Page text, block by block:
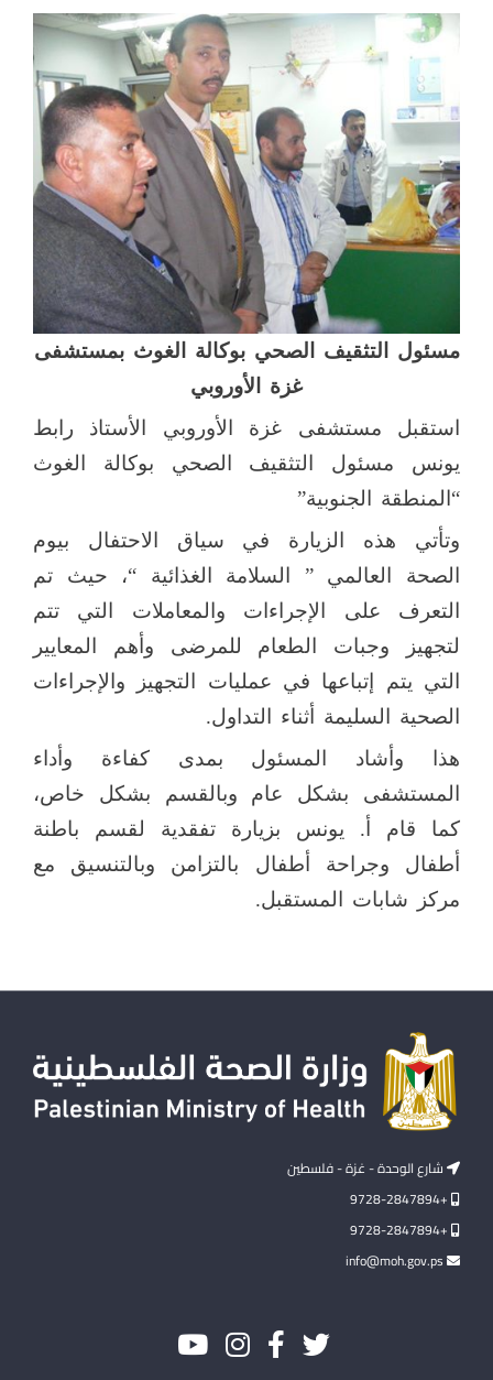
مسئول التثقيف الصحي بوكالة الغوث بمستشفى
غزة الأوروبي
استقبل مستشفى غزة الأوروبي الأستاذ رابط
يونس مسئول التثقيف الصحي بوكالة الغوث
“المنطقة الجنوبية”
وتأتي هذه الزيارة في سياق الاحتفال بيوم
الصحة العالمي ” السلامة الغذائية “، حيث تم
التعرف على الإجراءات والمعاملات التي تتم
لتجهيز وجبات الطعام للمرضى وأهم المعايير
التي يتم إتباعها في عمليات التجهيز والإجراءات
الصحية السليمة أثناء التداول.
هذا وأشاد المسئول بمدى كفاءة وأداء
المستشفى بشكل عام وبالقسم بشكل خاص،
كما قام أ. يونس بزيارة تفقدية لقسم باطنة
أطفال وجراحة أطفال بالتزامن وبالتنسيق مع
مركز شابات المستقبل.
شارع الوحدة - غزة - فلسطين
+9728-2847894
+9728-2847894